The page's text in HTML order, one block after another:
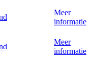
Meer
informatie
Meer
informatie